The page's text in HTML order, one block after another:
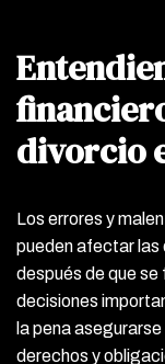
divorcio
Los errores y
pueden afectar las
después de que
decisiones
la pena
derechos y